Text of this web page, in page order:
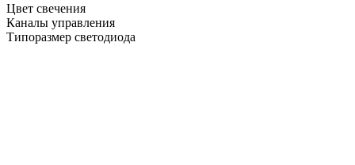
Цвет свечения
Каналы управления
Типоразмер светодиода